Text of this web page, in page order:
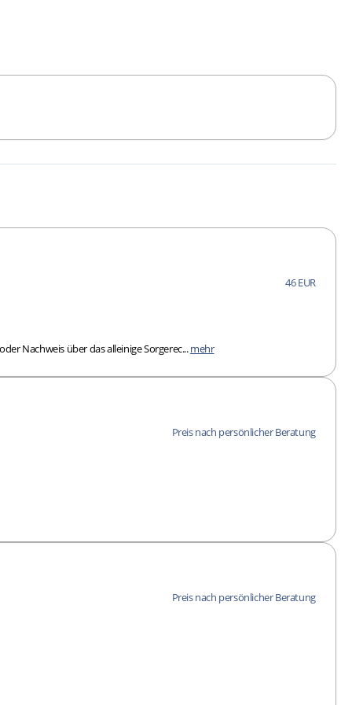
46 EUR
Nachweis über das alleinige Sorgerec...mehr
Preis nach persönlicher Beratung
Preis nach persönlicher Beratung